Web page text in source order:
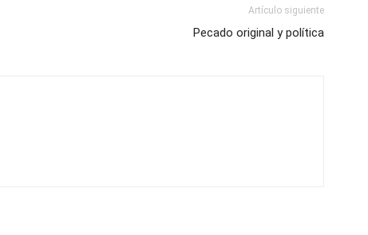
Artículo siguiente
Pecado original y política